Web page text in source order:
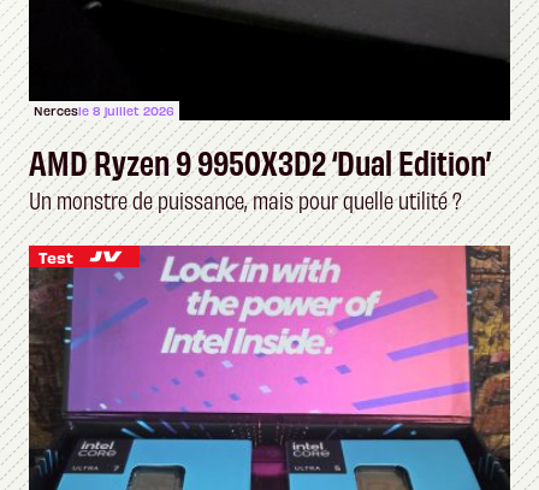
Nercesle 8 juillet 2026
AMD Ryzen 9 9950X3D2 ‘Dual Edition’
Un monstre de puissance, mais pour quelle utilité ?
Test